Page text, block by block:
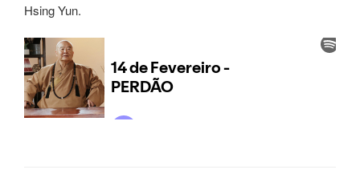
Hsing Yun.